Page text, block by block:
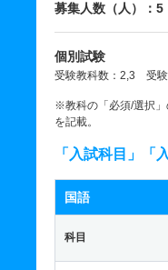
募集人数（人）：5
個別試験
受験教科数：2,3 受
※教科の「必須/選択
を記載。
「入試科目」「
国語
科目